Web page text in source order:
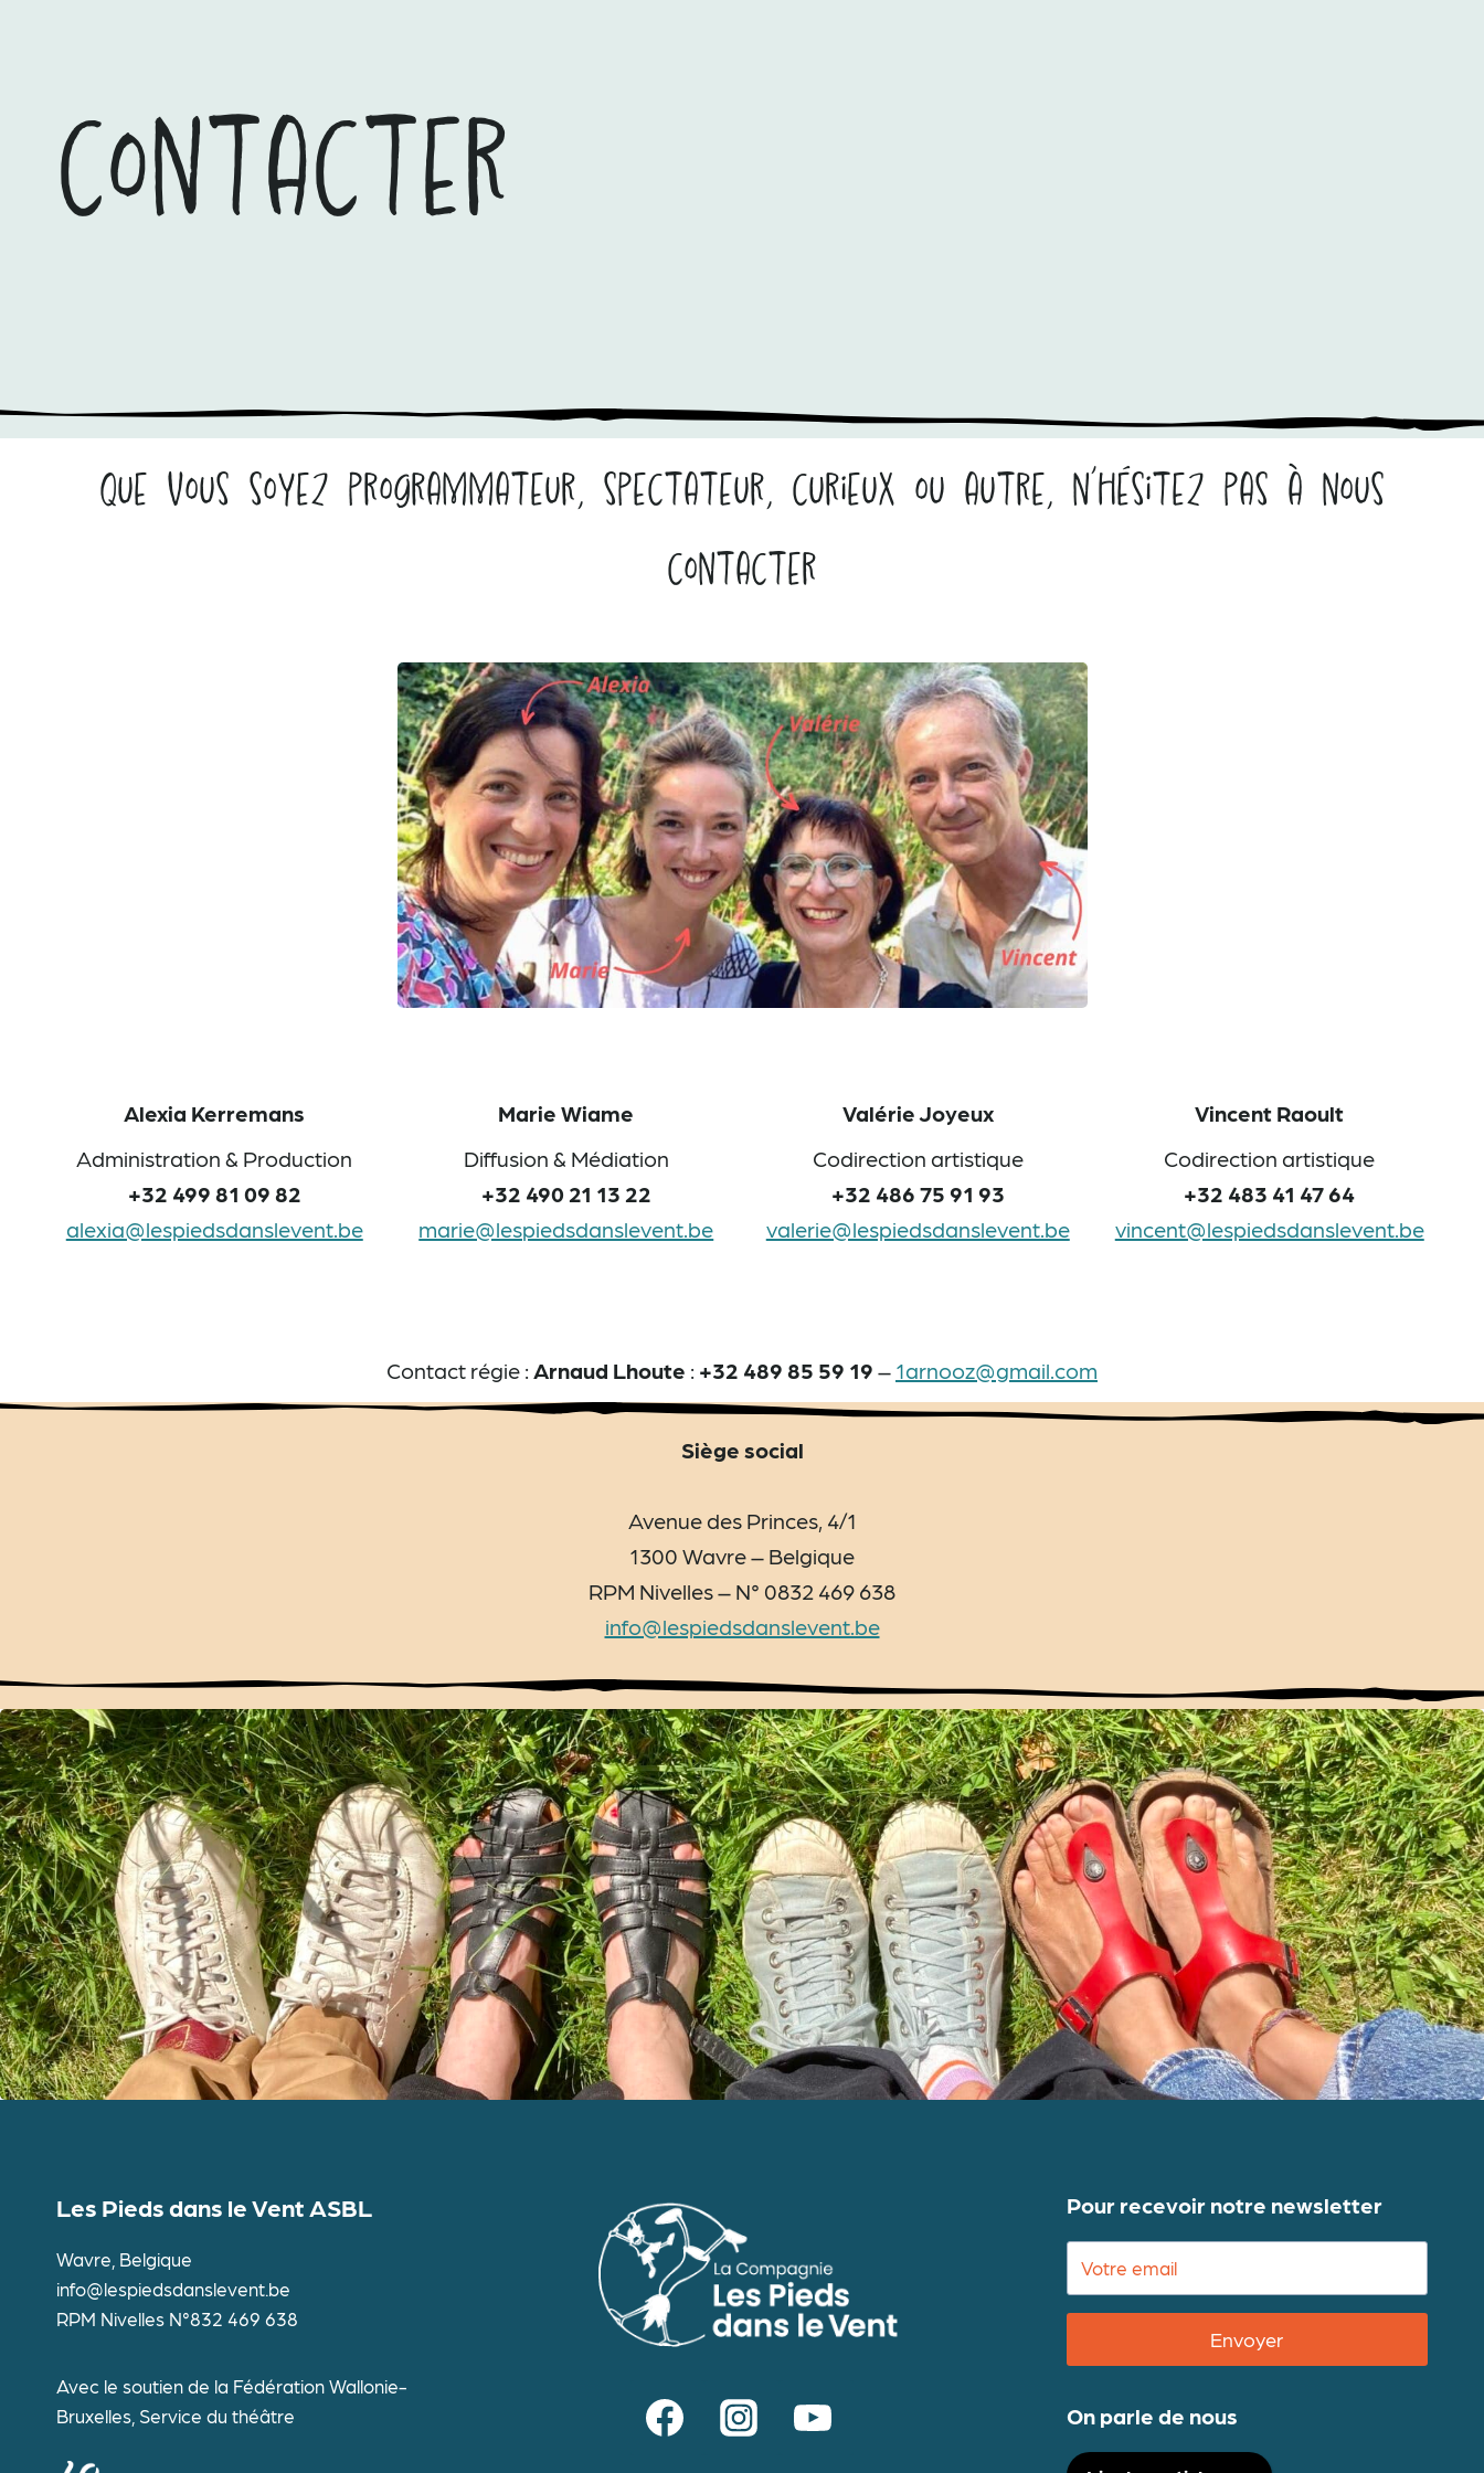
contacter
Que vous soyez programmateur, spectateur, curieux ou autre, n’hésitez pas à nous
contacter
Alexia Kerremans
Administration & Production
+32 499 81 09 82
alexia@lespiedsdanslevent.be
Marie Wiame
Diffusion & Médiation
+32 490 21 13 22
marie@lespiedsdanslevent.be
Valérie Joyeux
Codirection artistique
+32 486 75 91 93
valerie@lespiedsdanslevent.be
Vincent Raoult
Codirection artistique
+32 483 41 47 64
vincent@lespiedsdanslevent.be
Contact régie : Arnaud Lhoute : +32 489 85 59 19 – 1arnooz@gmail.com
Siège social
Avenue des Princes, 4/1
1300 Wavre – Belgique
RPM Nivelles – N° 0832 469 638
info@lespiedsdanslevent.be
Les Pieds dans le Vent ASBL
Wavre, Belgique
info@lespiedsdanslevent.be
RPM Nivelles N°832 469 638
Avec le soutien de la Fédération Wallonie-
Bruxelles, Service du théâtre
Pour recevoir notre newsletter
Envoyer
On parle de nous